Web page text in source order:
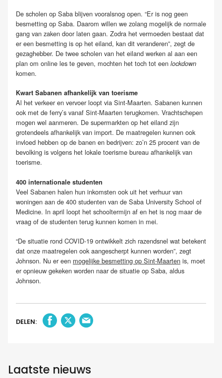
De scholen op Saba blijven vooralsnog open. “Er is nog geen
besmetting op Saba. Daarom willen we zolang mogelijk de normale
gang van zaken door laten gaan. Zodra het vermoeden bestaat dat
er een besmetting is op het eiland, kan dit veranderen”, zegt de
gezaghebber. De twee scholen van het eiland werken al aan een
plan om online les te geven, mochten het toch tot een lockdown
komen.
Kwart Sabanen afhankelijk van toerisme
Al het verkeer en vervoer loopt via Sint-Maarten. Sabanen kunnen
ook met de ferry’s vanaf Sint-Maarten terugkomen. Vrachtschepen
mogen wel aanmeren. De supermarkten op het eiland zijn
grotendeels afhankelijk van import. De maatregelen kunnen ook
invloed hebben op de banen en bedrijven: zo’n 25 procent van de
bevolking is volgens het lokale toerisme bureau afhankelijk van
toerisme.
400 internationale studenten
Veel Sabanen halen hun inkomsten ook uit het verhuur van
woningen aan de 400 studenten van de Saba University School of
Medicine. In april loopt het schooltermijn af en het is nog maar de
vraag of de studenten terug kunnen komen in mei.
“De situatie rond COVID-19 ontwikkelt zich razendsnel wat betekent
dat onze maatregelen ook aangescherpt kunnen worden”, zegt
Johnson. Nu er een mogelijke besmetting op Sint-Maarten is, moet
er opnieuw gekeken worden naar de situatie op Saba, aldus
Johnson.
DELEN:
Laatste nieuws